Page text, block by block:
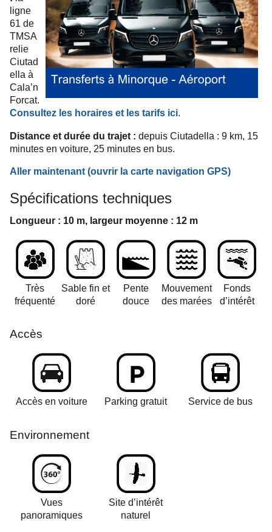
ligne
61 de
TMSA
relie
Ciutad
ella à
Cala’n
Forcat.
Consultez les horaires et les tarifs ici.
Distance et durée du trajet : depuis Ciutadella : 9 km, 15
minutes en voiture, 25 minutes en bus.
Aller maintenant (ouvrir la carte navigation GPS)
Spécifications techniques
Longueur : 10 m, largeur moyenne : 12 m
Très
fréquenté
Sable fin et
doré
Pente
douce
Mouvement
des marées
Fonds
d’intérêt
Accès
Accès en voiture Parking gratuit Service de bus
Environnement
Vues
panoramiques
Site d’intérêt
naturel